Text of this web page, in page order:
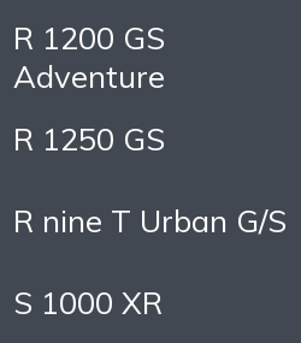
R 1200 GS
Adventure
R 1250 GS
R nine T Urban G/S
S 1000 XR